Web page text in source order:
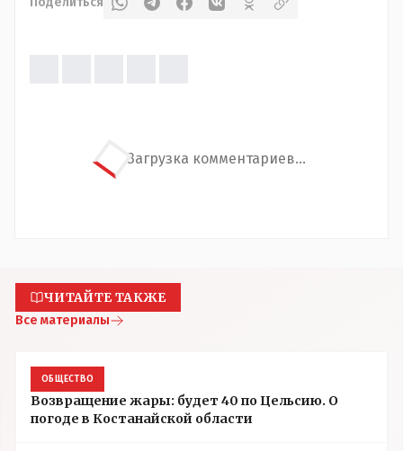
Загрузка комментариев...
ЧИТАЙТЕ ТАКЖЕ
Все материалы
ОБЩЕСТВО
Возвращение жары: будет 40 по Цельсию. О
погоде в Костанайской области